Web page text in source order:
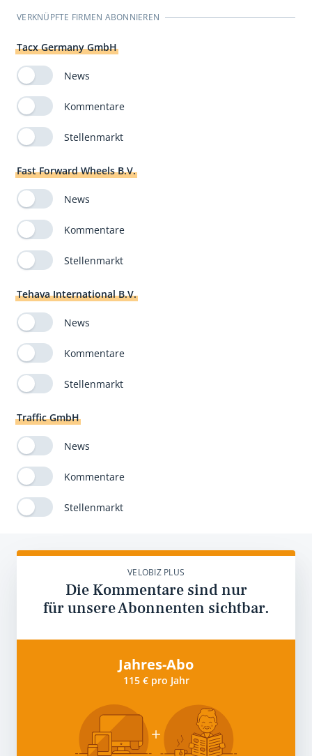
VERKNÜPFTE FIRMEN ABONNIEREN
Tacx Germany GmbH
News
Kommentare
Stellenmarkt
Fast Forward Wheels B.V.
News
Kommentare
Stellenmarkt
Tehava International B.V.
News
Kommentare
Stellenmarkt
Traffic GmbH
News
Kommentare
Stellenmarkt
VELOBIZ PLUS
Die Kommentare sind nur
für unsere Abonnenten sichtbar.
Jahres-Abo
115 € pro Jahr